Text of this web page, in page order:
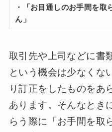
・「お目通しのお手間を取
ん」
取引先や上司などに書
という機会は少なくな
り訂正をしたものをあ
あります。そんなとき
らう際に「お手間を取